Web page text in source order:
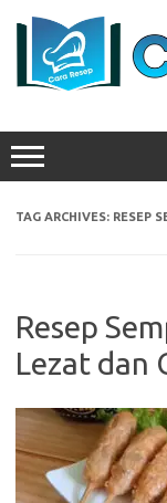
TAG ARCHIVES: RESEP
Resep
Lezat dan